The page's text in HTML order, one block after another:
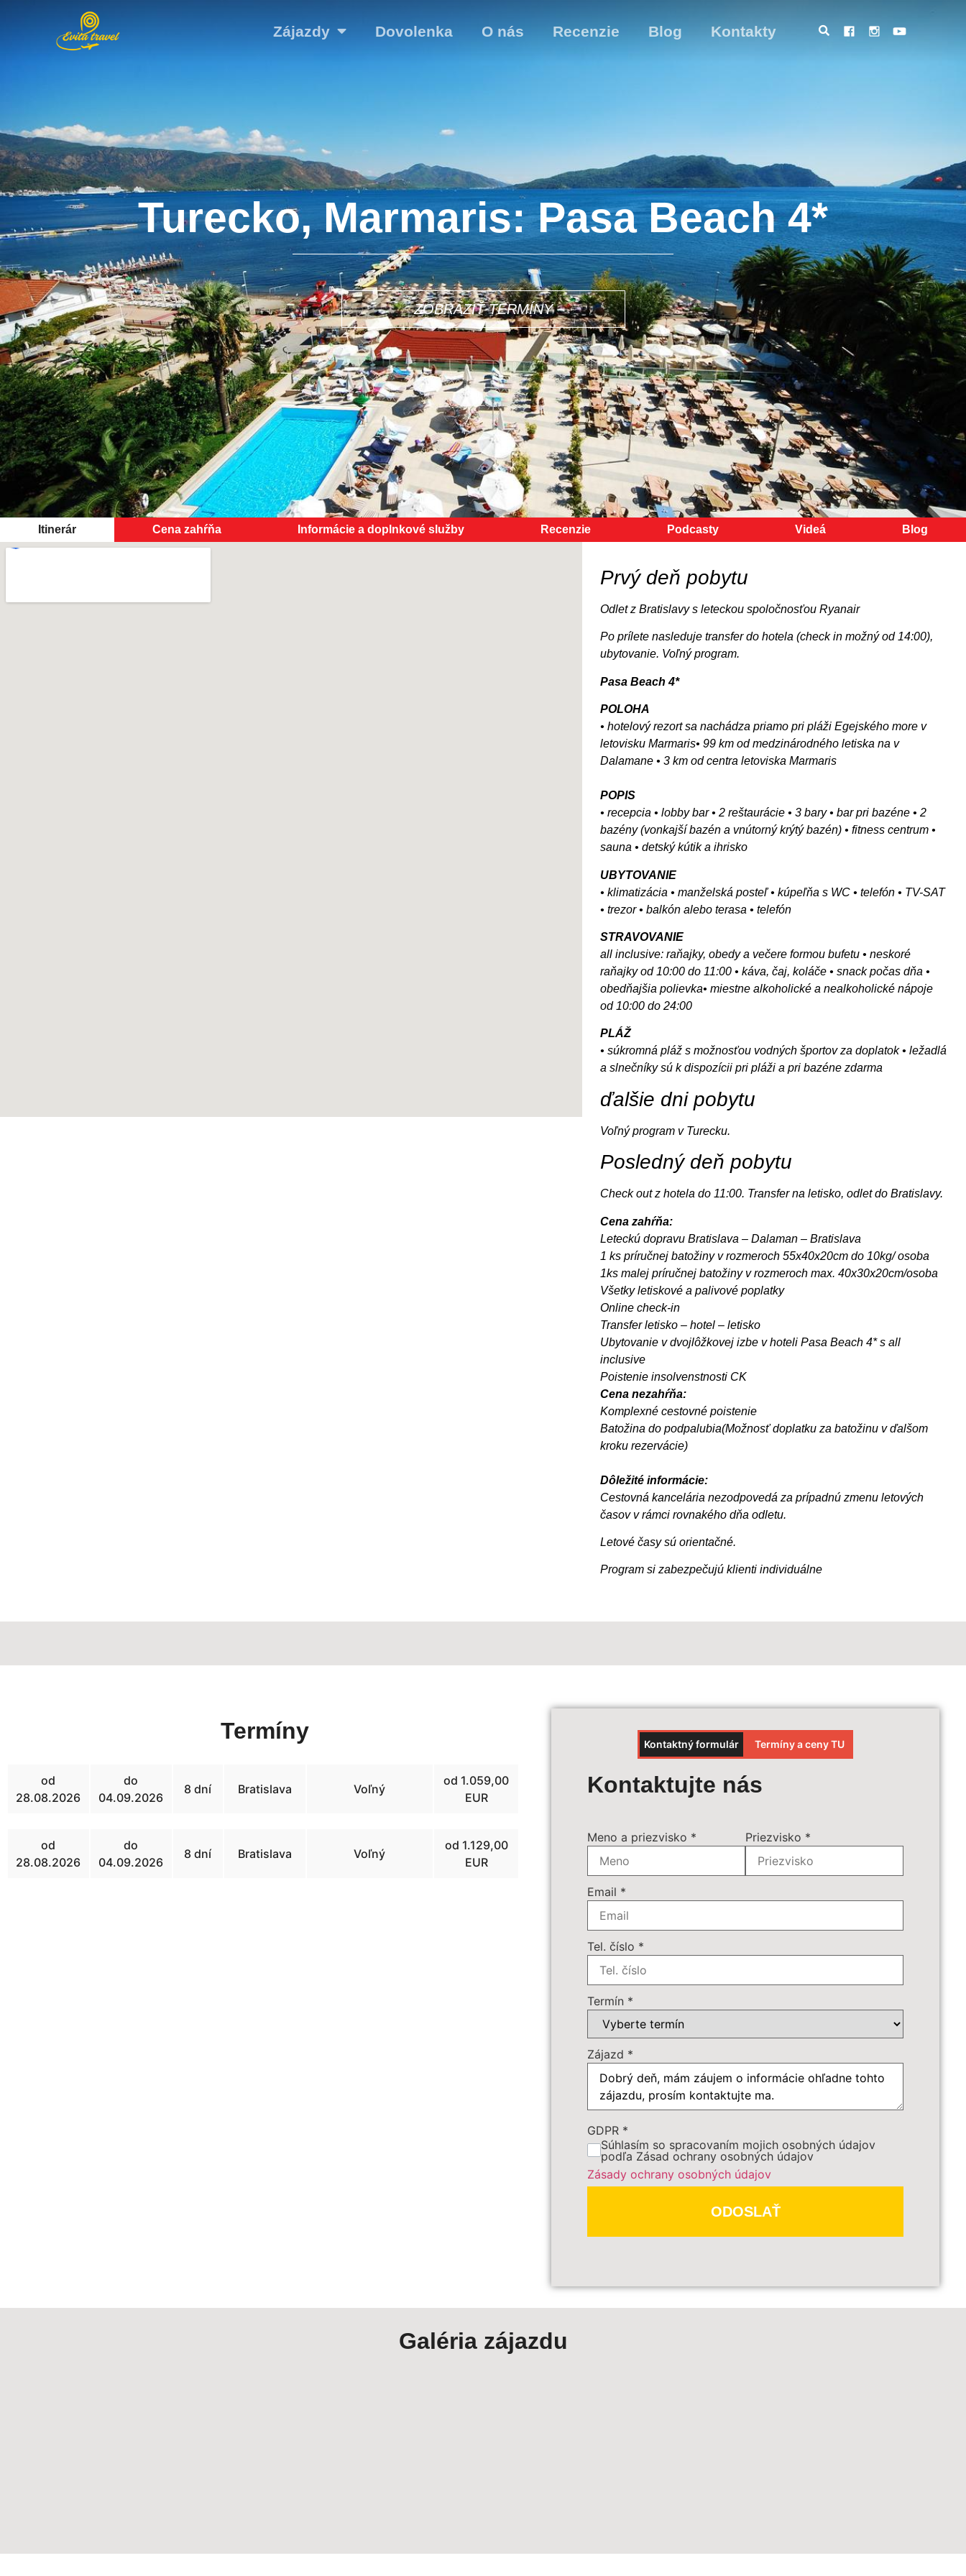
Zájazdy Dovolenka O nás Recenzie Blog Kontakty
Turecko, Marmaris: Pasa Beach 4*
ZOBRAZIŤ TERMÍNY
Itinerár Cena zahŕňa Informácie a doplnkové služby Recenzie Podcasty Videá Blog
Prvý deň pobytu
Odlet z Bratislavy s leteckou spoločnosťou Ryanair
Po prílete nasleduje transfer do hotela (check in možný od 14:00),
ubytovanie. Voľný program.
Pasa Beach 4*
POLOHA
• hotelový rezort sa nachádza priamo pri pláži Egejského more v
letovisku Marmaris• 99 km od medzinárodného letiska na v
Dalamane • 3 km od centra letoviska Marmaris
POPIS
• recepcia • lobby bar • 2 reštaurácie • 3 bary • bar pri bazéne • 2
bazény (vonkajší bazén a vnútorný krýtý bazén) • fitness centrum •
sauna • detský kútik a ihrisko
UBYTOVANIE
• klimatizácia • manželská posteľ • kúpeľňa s WC • telefón • TV-SAT
• trezor • balkón alebo terasa • telefón
STRAVOVANIE
all inclusive: raňajky, obedy a večere formou bufetu • neskoré
raňajky od 10:00 do 11:00 • káva, čaj, koláče • snack počas dňa •
obedňajšia polievka• miestne alkoholické a nealkoholické nápoje
od 10:00 do 24:00
PLÁŽ
• súkromná pláž s možnosťou vodných športov za doplatok • ležadlá
a slnečníky sú k dispozícii pri pláži a pri bazéne zdarma
ďalšie dni pobytu
Voľný program v Turecku.
Posledný deň pobytu
Check out z hotela do 11:00. Transfer na letisko, odlet do Bratislavy.
Cena zahŕňa:
Leteckú dopravu Bratislava – Dalaman – Bratislava
1 ks príručnej batožiny v rozmeroch 55x40x20cm do 10kg/ osoba
1ks malej príručnej batožiny v rozmeroch max. 40x30x20cm/osoba
Všetky letiskové a palivové poplatky
Online check-in
Transfer letisko – hotel – letisko
Ubytovanie v dvojlôžkovej izbe v hoteli Pasa Beach 4* s all
inclusive
Poistenie insolvenstnosti CK
Cena nezahŕňa:
Komplexné cestovné poistenie
Batožina do podpalubia(Možnosť doplatku za batožinu v ďalšom
kroku rezervácie)
Dôležité informácie:
Cestovná kancelária nezodpovedá za prípadnú zmenu letových
časov v rámci rovnakého dňa odletu.
Letové časy sú orientačné.
Program si zabezpečujú klienti individuálne
Termíny
od
28.08.2026
do
04.09.2026
8 dní Bratislava Voľný
od 1.059,00
EUR
od
28.08.2026
do
04.09.2026
8 dní Bratislava Voľný
od 1.129,00
EUR
Kontaktný formulár Termíny a ceny TU
Kontaktujte nás
Meno a priezvisko * Priezvisko *
Email *
Tel. číslo *
Termín *
Zájazd *
GDPR *
Súhlasím so spracovaním mojich osobných údajov
podľa Zásad ochrany osobných údajov
Zásady ochrany osobných údajov
ODOSLAŤ
Výpočet ceny
Povinné príplatky:*
Doplnkové služby:
89 € - Batožina do podpalubia
Počet osôb
Cena zájazdu
Dôležité:
Galéria zájazdu